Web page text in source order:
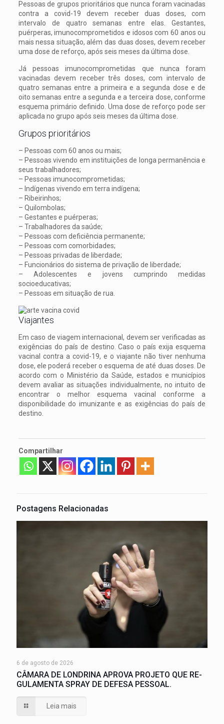
Pessoas de grupos prioritários que nunca foram vacinadas
contra a covid-19 devem receber duas doses, com
intervalo de quatro semanas entre elas. Gestantes,
puérperas, imunocomprometidos e idosos com 60 anos ou
mais nessa situação, além das duas doses, devem receber
uma dose de reforço, após seis meses da última dose.
Já pessoas imunocomprometidas que nunca foram
vacinadas devem receber três doses, com intervalo de
quatro semanas entre a primeira e a segunda dose e de
oito semanas entre a segunda e a terceira dose, conforme
esquema primário definido. Uma dose de reforço pode ser
aplicada no grupo após seis meses da última dose.
Grupos prioritários
– Pessoas com 60 anos ou mais;
– Pessoas vivendo em instituições de longa permanência e
seus trabalhadores;
– Pessoas imunocomprometidas;
– Indígenas vivendo em terra indígena;
– Ribeirinhos;
– Quilombolas;
– Gestantes e puérperas;
– Trabalhadores da saúde;
– Pessoas com deficiência permanente;
– Pessoas com comorbidades;
– Pessoas privadas de liberdade;
– Funcionários do sistema de privação de liberdade;
– Adolescentes e jovens cumprindo medidas
socioeducativas;
– Pessoas em situação de rua.
Viajantes
Em caso de viagem internacional, devem ser verificadas as
exigências do país de destino. Caso o país exija esquema
vacinal contra a covid-19, e o viajante não tiver nenhuma
dose, ele poderá receber o esquema de até duas doses. De
acordo com o Ministério da Saúde, estados e municípios
devem avaliar as situações individualmente, no intuito de
encontrar o melhor esquema vacinal conforme a
disponibilidade do imunizante e as exigências do país de
destino.
Compartilhar
Postagens Relacionadas
6 de agosto de 2026
CÂMARA DE LONDRINA APROVA PROJETO QUE RE-
GULAMENTA SPRAY DE DEFESA PESSOAL.
Leia mais